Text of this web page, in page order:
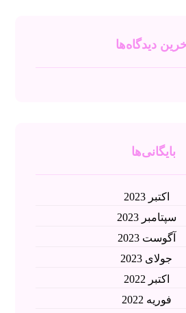
دیدگاه‌ها
بایگانی‌ها
اکتبر 2023
سپتامبر 2023
آگوست 2023
جولای 2023
اکتبر 2022
فوریه 2022